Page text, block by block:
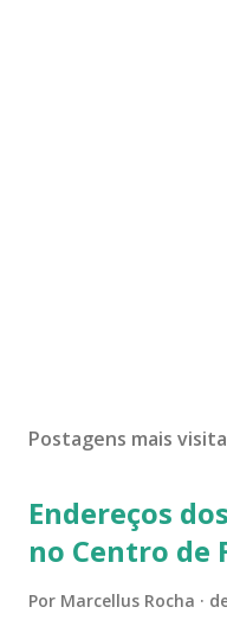
Postagens mais
Endereços
no Centro de
Por Marcellus Rocha